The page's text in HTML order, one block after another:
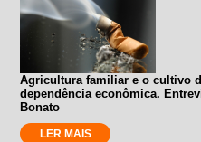
Agricultura familiar e o cultivo
dependência econômica.
Bonato
LER MAIS